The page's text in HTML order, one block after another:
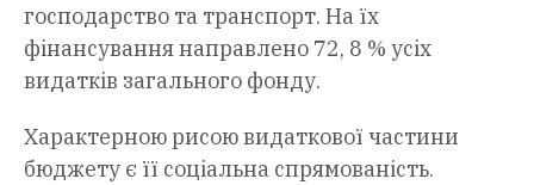
господарство та транспорт. На їх
фінансування направлено 72, 8 % усіх
видатків загального фонду.
Характерною рисою видаткової частини
бюджету є її соціальна спрямованість.